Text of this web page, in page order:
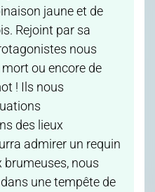
jaune et de
Rejoint par sa
nous
ou encore de
! Ils nous
des lieux
admirer un requin
brumeuses, nous
une tempête de